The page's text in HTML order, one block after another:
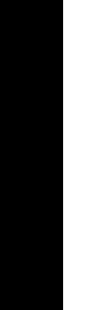
Der
Anleger
einschließlich
Die
hat nicht
ist daher nicht
eine
gewissen
ob diese Anlage
ob das
Growth
in dem
die nicht
bestimmten
seine
der ELTIF-
wird. Der